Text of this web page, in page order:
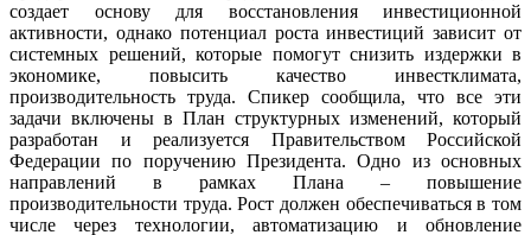
создает основу для восстановления инвестиционной
активности, однако потенциал роста инвестиций зависит от
системных решений, которые помогут снизить издержки в
экономике, повысить качество инвестклимата,
производительность труда. Спикер сообщила, что все эти
задачи включены в План структурных изменений, который
разработан и реализуется Правительством Российской
Федерации по поручению Президента. Одно из основных
направлений в рамках Плана – повышение
производительности труда. Рост должен обеспечиваться в том
числе через технологии, автоматизацию и обновление